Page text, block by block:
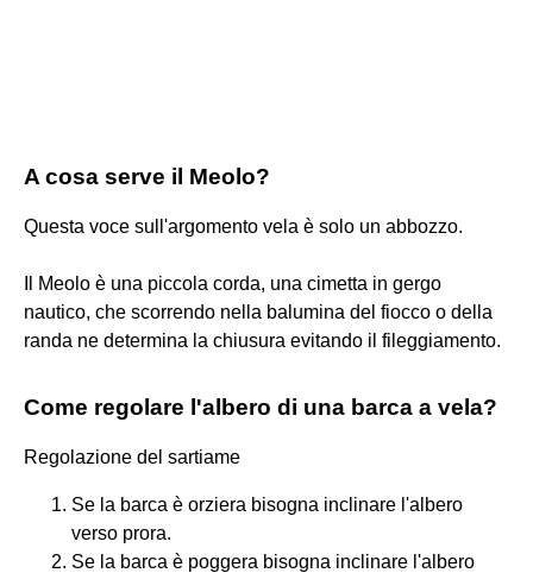
A cosa serve il Meolo?
Questa voce sull'argomento vela è solo un abbozzo.
Il Meolo è una piccola corda, una cimetta in gergo
nautico, che scorrendo nella balumina del fiocco o della
randa ne determina la chiusura evitando il fileggiamento.
Come regolare l'albero di una barca a vela?
Regolazione del sartiame
Se la barca è orziera bisogna inclinare l'albero
verso prora.
Se la barca è poggera bisogna inclinare l'albero